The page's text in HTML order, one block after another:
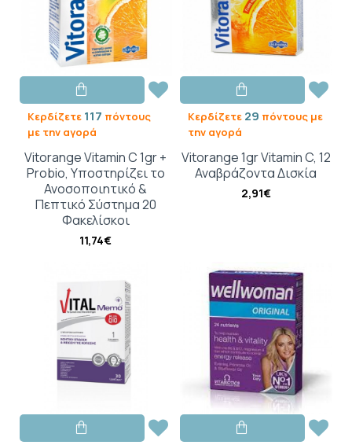
Κερδίζετε 117 πόντους
με την αγορά
Vitorange Vitamin C 1gr +
Probio, Υποστηρίζει το
Ανοσοποιητικό &
Πεπτικό Σύστημα 20
Φακελίσκοι
11,74€
Κερδίζετε 29 πόντους με
την αγορά
Vitorange 1gr Vitamin C, 12
Αναβράζοντα Δισκία
2,91€